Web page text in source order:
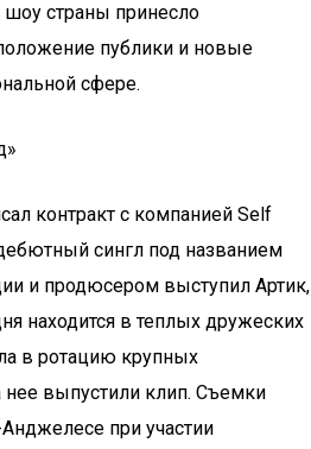
страны принесло
публики и новые
сфере.
контракт с компанией Self
сингл под названием
и продюсером выступил Артик,
находится в теплых дружеских
в ротацию крупных
нее выпустили клип. Съемки
при участии